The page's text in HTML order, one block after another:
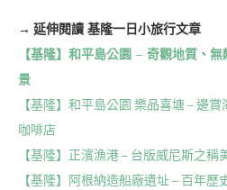
→ 延伸閱讀 基隆一日小旅行文章
【基隆】和平島公園 – 奇觀地質、
景
【基隆】和平島公園 樂品喜塘 – 邊
咖啡店
【基隆】正濱漁港 – 台版威尼斯之稱
【基隆】阿根納造船廠遺址 – 百年